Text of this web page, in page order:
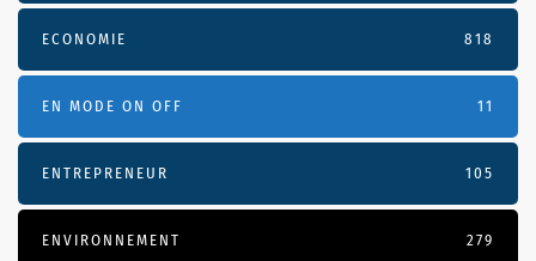
ECONOMIE 818
EN MODE ON OFF 11
ENTREPRENEUR 105
ENVIRONNEMENT 279